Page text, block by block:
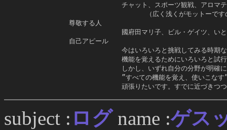
チャット、スポーツ観戦、アロマテ
（広く浅くがモットーです
           尊敬する人
國府田マリ子、ビル・ゲイツ、いと
           自己アピール
今はいろいろと挑戦してみる時期な
機能を覚えるためにいろいろと試行
しかし、いずれ自分の分野が明確に
”すべての機能を覚え、使いこなす”
頑張りたいです。すでに近づきつつ
subject : ログname :ゲス